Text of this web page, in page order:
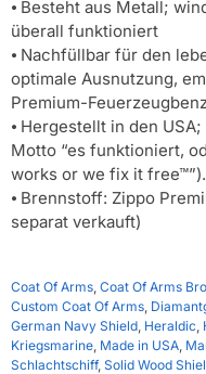
⦁ Besteht aus Metall;
überall funktioniert
⦁ Nachfüllbar für den
optimale Ausnutzung,
Premium-
⦁ Hergestellt in den
Motto “es funktioniert,
works or we fix it free™”).
⦁ Brennstoff: Zippo
separat verkauft)
Coat Of Arms Coat Of Arms
Custom Coat Of Arms
German Navy Shield Heraldic
Kriegsmarine Made in USA
Schlachtschiff, Solid Wood